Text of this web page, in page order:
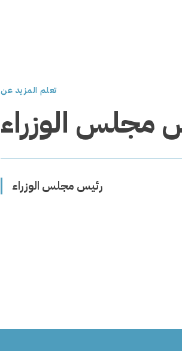
تعلم المزيد عن
مجلس الوزراء
رئيس مجلس الوزراء